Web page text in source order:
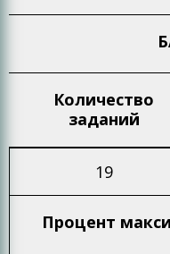
Количество
заданий
19
Процент